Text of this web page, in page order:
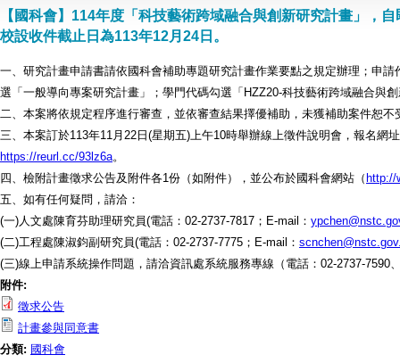
您在這裡
【國科會】114年度「科技藝術跨域融合與創新研究計畫」，
校設收件截止日為113年12月24日。
一、研究計畫申請書請依國科會補助專題研究計畫作業要點之規定辦理；申請
選「一般導向專案研究計畫」；學門代碼勾選「HZZ20-科技藝術跨域融合與
二、本案將依規定程序進行審查，並依審查結果擇優補助，未獲補助案件恕不
三、本案訂於113年11月22日(星期五)上午10時舉辦線上徵件說明會，報名網
https://reurl.cc/93lz6a。
四、檢附計畫徵求公告及附件各1份（如附件），並公布於國科會網站（ http://
五、如有任何疑問，請洽：
(一)人文處陳育芬助理研究員(電話：02-2737-7817；E-mail：
(二)工程處陳淑鈞副研究員(電話：02-2737-7775；E-mail：
(三)線上申請系統操作問題，請洽資訊處系統服務專線（電話：02-2737-7590
附件:
徵求公告
計畫參與同意書
分類: 國科會